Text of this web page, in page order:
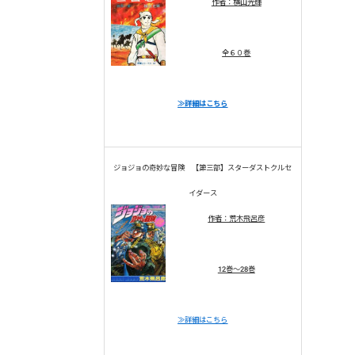
全６０巻
≫詳細はこちら
ジョジョの奇妙な冒険 【第三部】スターダストクルセ
イダース
作者：荒木飛呂彦
12巻～28巻
≫詳細はこちら